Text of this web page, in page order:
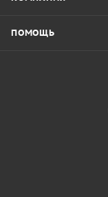
ПОМОЩЬ